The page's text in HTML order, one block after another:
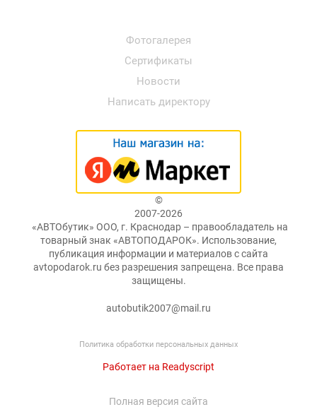
Фотогалерея
Сертификаты
Новости
Написать директору
©
2007-2026
«АВТОбутик» ООО, г. Краснодар – правообладатель на
товарный знак «АВТОПОДАРОК». Использование,
публикация информации и материалов с сайта
avtopodarok.ru без разрешения запрещена. Все права
защищены.
autobutik2007@mail.ru
Политика обработки персональных данных
Работает на Readyscript
Полная версия сайта